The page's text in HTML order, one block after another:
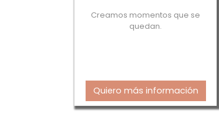
Creamos momentos que se
quedan.
Quiero más información